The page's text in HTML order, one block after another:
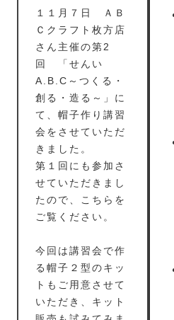
１１月７日 ＡＢ
Ｃクラフト枚方店
さん主催の第2
回 「せんい
A.B.C～つくる・
創る・造る～」に
て、帽子作り講習
会をさせていただ
きました。
第１回にも参加さ
せていただきまし
たので、
こちら を
ご覧ください。
今回は講習会で作
る帽子２型のキッ
トもご用意させて
いただき、キット